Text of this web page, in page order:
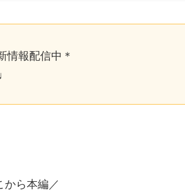
情報配信中＊
から本編／